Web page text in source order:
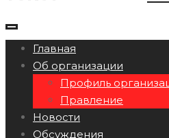
Главная
Об организации
Профиль
Правление
Новости
Обсуждения